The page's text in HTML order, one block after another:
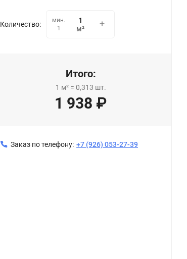
Количество:
мин.
1
м²
Итого:
1 м²= 0,313 шт.
1 938 ₽
Заказ по телефону: +7 (926) 053-27-39